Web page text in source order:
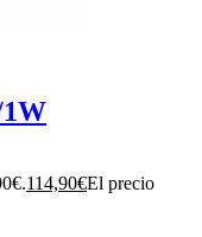
114,90€El precio